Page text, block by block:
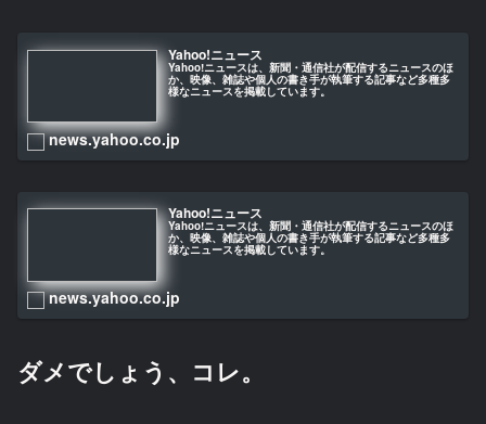
Yahoo!ニュース
Yahoo!ニュースは、新聞・通信社が配信するニュースのほ
か、映像、雑誌や個人の書き手が執筆する記事など多種多
様なニュースを掲載しています。
news.yahoo.co.jp
Yahoo!ニュース
Yahoo!ニュースは、新聞・通信社が配信するニュースのほ
か、映像、雑誌や個人の書き手が執筆する記事など多種多
様なニュースを掲載しています。
news.yahoo.co.jp
ダメでしょう、コレ。